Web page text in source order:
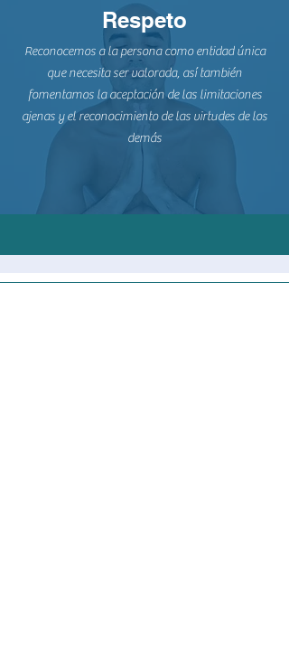
Respeto
Reconocemos a la persona como entidad única
que necesita ser valorada, así también
fomentamos la aceptación de las limitaciones
ajenas y el reconocimiento de las virtudes de los
demás